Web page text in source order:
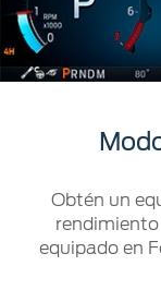
Obtén un
equipado en